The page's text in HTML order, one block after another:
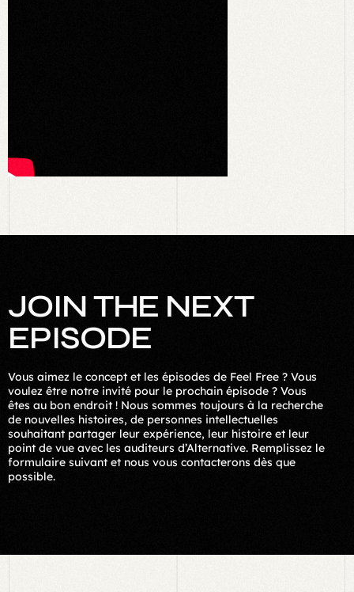
JOINTHE NEXT
EPISODE
Vous aimez le concept et les épisodes de Feel Free ? Vous
voulez être notre invité pour le prochain épisode ? Vous
êtes au bon endroit ! Nous sommes toujours à la recherche
de nouvelles histoires, de personnes intellectuelles
souhaitant partager leur expérience, leur histoire et leur
point de vue avec les auditeurs d’Alternative. Remplissez le
formulaire suivant et nous vous contacterons dès que
possible.